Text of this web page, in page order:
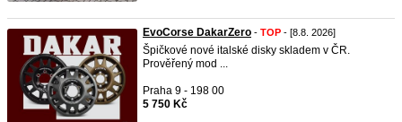
EvoCorse DakarZero - TOP - [8.8. 2026]
Špičkové nové italské disky skladem v ČR.
Prověřený mod ...
Praha 9 - 198 00
5 750 Kč